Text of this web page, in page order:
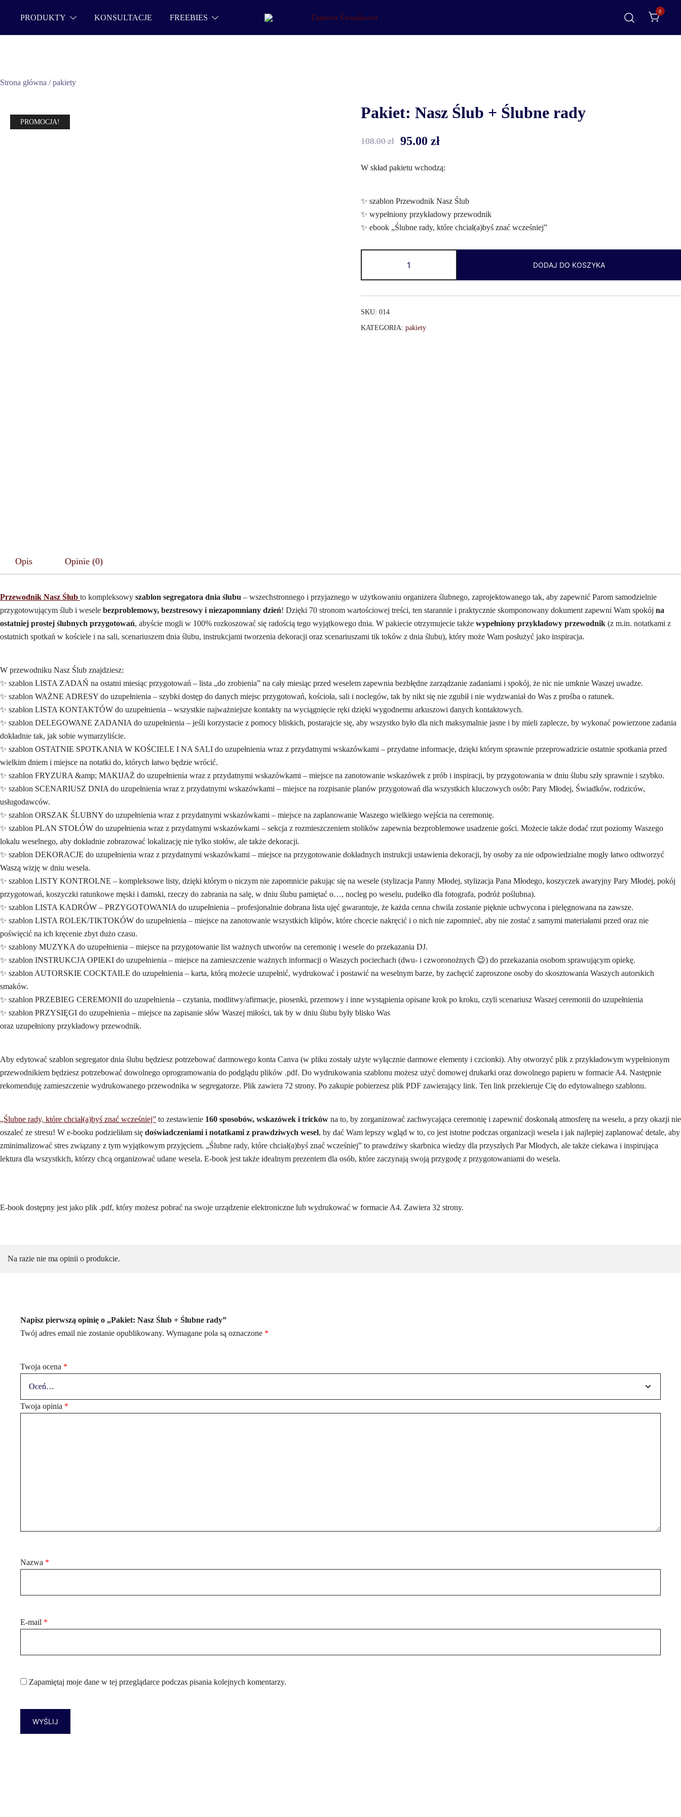
PRODUKTY KONSULTACJE FREEBIES
Etatowa Świadkowa
– ślub i wesele na Waszych zasadach
0
Strona główna /pakiety
PROMOCJA!
Pakiet: Nasz Ślub + Ślubne rady
108.00zł 95.00 zł
W skład pakietu wchodzą:
✨ szablon Przewodnik Nasz Ślub
✨ wypełniony przykładowy przewodnik
✨ ebook „Ślubne rady, które chciał(a)byś znać wcześniej”
DODAJ DO KOSZYKA
SKU: 014
KATEGORIA: pakiety
Opis Opinie (0)
Przewodnik Nasz Ślub to kompleksowy szablon segregatora dnia ślubu – wszechstronnego i przyjaznego w użytkowaniu organizera ślubnego, zaprojektowanego tak, aby zapewnić Parom samodzielnie
przygotowującym ślub i wesele bezproblemowy, bezstresowy i niezapomniany dzień! Dzięki 70 stronom wartościowej treści, ten starannie i praktycznie skomponowany dokument zapewni Wam spokój na
ostatniej prostej ślubnych przygotowań, abyście mogli w 100% rozkoszować się radością tego wyjątkowego dnia. W pakiecie otrzymujecie także wypełniony przykładowy przewodnik (z m.in. notatkami z
ostatnich spotkań w kościele i na sali, scenariuszem dnia ślubu, instrukcjami tworzenia dekoracji oraz scenariuszami tik toków z dnia ślubu), który może Wam posłużyć jako inspiracja.
W przewodniku Nasz Ślub znajdziesz:
✨ szablon LISTA ZADAŃ na ostatni miesiąc przygotowań – lista „do zrobienia” na cały miesiąc przed weselem zapewnia bezbłędne zarządzanie zadaniami i spokój, że nic nie umknie Waszej uwadze.
✨ szablon WAŻNE ADRESY do uzupełnienia – szybki dostęp do danych miejsc przygotowań, kościoła, sali i noclegów, tak by nikt się nie zgubił i nie wydzwaniał do Was z prośba o ratunek.
✨ szablon LISTA KONTAKTÓW do uzupełnienia – wszystkie najważniejsze kontakty na wyciągnięcie ręki dzięki wygodnemu arkuszowi danych kontaktowych.
✨ szablon DELEGOWANE ZADANIA do uzupełnienia – jeśli korzystacie z pomocy bliskich, postarajcie się, aby wszystko było dla nich maksymalnie jasne i by mieli zaplecze, by wykonać powierzone zadania
dokładnie tak, jak sobie wymarzyliście.
✨ szablon OSTATNIE SPOTKANIA W KOŚCIELE I NA SALI do uzupełnienia wraz z przydatnymi wskazówkami – przydatne informacje, dzięki którym sprawnie przeprowadzicie ostatnie spotkania przed
wielkim dniem i miejsce na notatki do, których łatwo będzie wrócić.
✨ szablon FRYZURA &amp; MAKIJAŻ do uzupełnienia wraz z przydatnymi wskazówkami – miejsce na zanotowanie wskazówek z prób i inspiracji, by przygotowania w dniu ślubu szły sprawnie i szybko.
✨ szablon SCENARIUSZ DNIA do uzupełnienia wraz z przydatnymi wskazówkami – miejsce na rozpisanie planów przygotowań dla wszystkich kluczowych osób: Pary Młodej, Świadków, rodziców,
usługodawców.
✨ szablon ORSZAK ŚLUBNY do uzupełnienia wraz z przydatnymi wskazówkami – miejsce na zaplanowanie Waszego wielkiego wejścia na ceremonię.
✨ szablon PLAN STOŁÓW do uzupełnienia wraz z przydatnymi wskazówkami – sekcja z rozmieszczeniem stolików zapewnia bezproblemowe usadzenie gości. Możecie także dodać rzut poziomy Waszego
lokalu weselnego, aby dokładnie zobrazować lokalizację nie tylko stołów, ale także dekoracji.
✨ szablon DEKORACJE do uzupełnienia wraz z przydatnymi wskazówkami – miejsce na przygotowanie dokładnych instrukcji ustawienia dekoracji, by osoby za nie odpowiedzialne mogły łatwo odtworzyć
Waszą wizję w dniu wesela.
✨ szablon LISTY KONTROLNE – kompleksowe listy, dzięki którym o niczym nie zapomnicie pakując się na wesele (stylizacja Panny Młodej, stylizacja Pana Młodego, koszyczek awaryjny Pary Młodej, pokój
przygotowań, koszyczki ratunkowe męski i damski, rzeczy do zabrania na salę, w dniu ślubu pamiętać o…, nocleg po weselu, pudełko dla fotografa, podróż poślubna).
✨ szablon LISTA KADRÓW – PRZYGOTOWANIA do uzupełnienia – profesjonalnie dobrana lista ujęć gwarantuje, że każda cenna chwila zostanie pięknie uchwycona i pielęgnowana na zawsze.
✨ szablon LISTA ROLEK/TIKTOKÓW do uzupełnienia – miejsce na zanotowanie wszystkich klipów, które chcecie nakręcić i o nich nie zapomnieć, aby nie zostać z samymi materiałami przed oraz nie
poświęcić na ich kręcenie zbyt dużo czasu.
✨ szablony MUZYKA do uzupełnienia – miejsce na przygotowanie list ważnych utworów na ceremonię i wesele do przekazania DJ.
✨ szablon INSTRUKCJA OPIEKI do uzupełnienia – miejsce na zamieszczenie ważnych informacji o Waszych pociechach (dwu- i czworonożnych 😉) do przekazania osobom sprawującym opiekę.
✨ szablon AUTORSKIE COCKTAILE do uzupełnienia – karta, którą możecie uzupełnić, wydrukować i postawić na weselnym barze, by zachęcić zaproszone osoby do skosztowania Waszych autorskich
smaków.
✨ szablon PRZEBIEG CEREMONII do uzupełnienia – czytania, modlitwy/afirmacje, piosenki, przemowy i inne wystąpienia opisane krok po kroku, czyli scenariusz Waszej ceremonii do uzupełnienia
✨ szablon PRZYSIĘGI do uzupełnienia – miejsce na zapisanie słów Waszej miłości, tak by w dniu ślubu były blisko Was
oraz uzupełniony przykładowy przewodnik.
Aby edytować szablon segregator dnia ślubu będziesz potrzebować darmowego konta Canva (w pliku zostały użyte wyłącznie darmowe elementy i czcionki). Aby otworzyć plik z przykładowym wypełnionym
przewodnikiem będziesz potrzebować dowolnego oprogramowania do podglądu plików .pdf. Do wydrukowania szablonu możesz użyć domowej drukarki oraz dowolnego papieru w formacie A4. Następnie
rekomenduję zamieszczenie wydrukowanego przewodnika w segregatorze. Plik zawiera 72 strony. Po zakupie pobierzesz plik PDF zawierający link. Ten link przekieruje Cię do edytowalnego szablonu.
„Ślubne rady, które chciał(a)byś znać wcześniej” to zestawienie 160 sposobów, wskazówek i tricków na to, by zorganizować zachwycająca ceremonię i zapewnić doskonałą atmosferę na weselu, a przy okazji nie
oszaleć ze stresu! W e-booku podzieliłam się doświadczeniami i notatkami z prawdziwych wesel, by dać Wam lepszy wgląd w to, co jest istotne podczas organizacji wesela i jak najlepiej zaplanować detale, aby
zminimalizować stres związany z tym wyjątkowym przyjęciem. „Ślubne rady, które chciał(a)byś znać wcześniej” to prawdziwy skarbnica wiedzy dla przyszłych Par Młodych, ale także ciekawa i inspirująca
lektura dla wszystkich, którzy chcą organizować udane wesela. E-book jest także idealnym prezentem dla osób, które zaczynają swoją przygodę z przygotowaniami do wesela.
E-book dostępny jest jako plik .pdf, który możesz pobrać na swoje urządzenie elektroniczne lub wydrukować w formacie A4. Zawiera 32 strony.
Na razie nie ma opinii o produkcie.
Napisz pierwszą opinię o „Pakiet: Nasz Ślub + Ślubne rady”
Twój adres email nie zostanie opublikowany. Wymagane pola są oznaczone *
Twoja ocena *
Twoja opinia *
Nazwa *
E-mail *
Zapamiętaj moje dane w tej przeglądarce podczas pisania kolejnych komentarzy.